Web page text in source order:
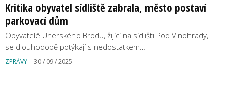
Kritika obyvatel sídliště zabrala, město postaví
parkovací dům
Obyvatelé Uherského Brodu, žijící na sídlišti Pod Vinohrady,
se dlouhodobě potýkají s nedostatkem…
ZPRÁVY 30 / 09 / 2025